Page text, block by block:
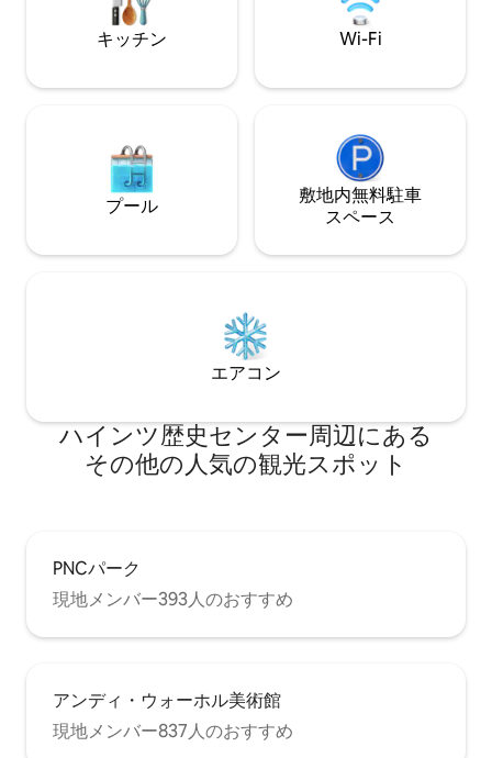
キッチン Wi-Fi
プール
敷地内無料駐⁠車
ス⁠ペ⁠ー⁠ス
エアコン
ハインツ歴史センター⁠周⁠辺⁠に⁠あ⁠る
そ⁠の⁠他⁠の人⁠気⁠の観⁠光⁠ス⁠ポ⁠ッ⁠ト
PNCパーク
現地メンバー393人のおすすめ
アンディ・ウォーホル美術館
現地メンバー837人のおすすめ